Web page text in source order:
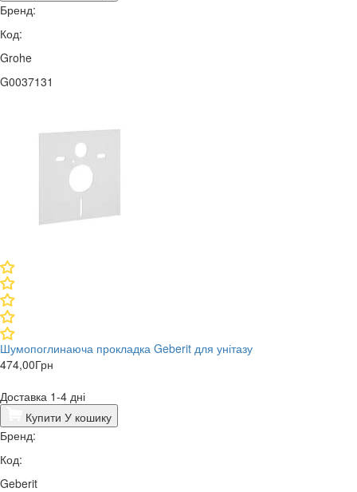
Бренд:
Код:
Grohe
G0037131
Шумопоглинаюча прокладка Geberit для унітазу
474,00Грн
Доставка 1-4 дні
Купити У кошику
Бренд:
Код:
Geberit